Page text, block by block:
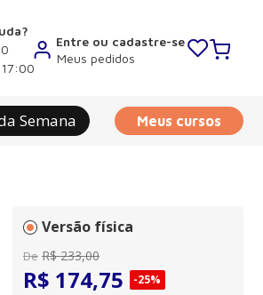
Entre ou cadastre-se
Meus pedidos
Semana Meus cursos
Versão física
De R$ 233,00
R$ 174,75 -25%